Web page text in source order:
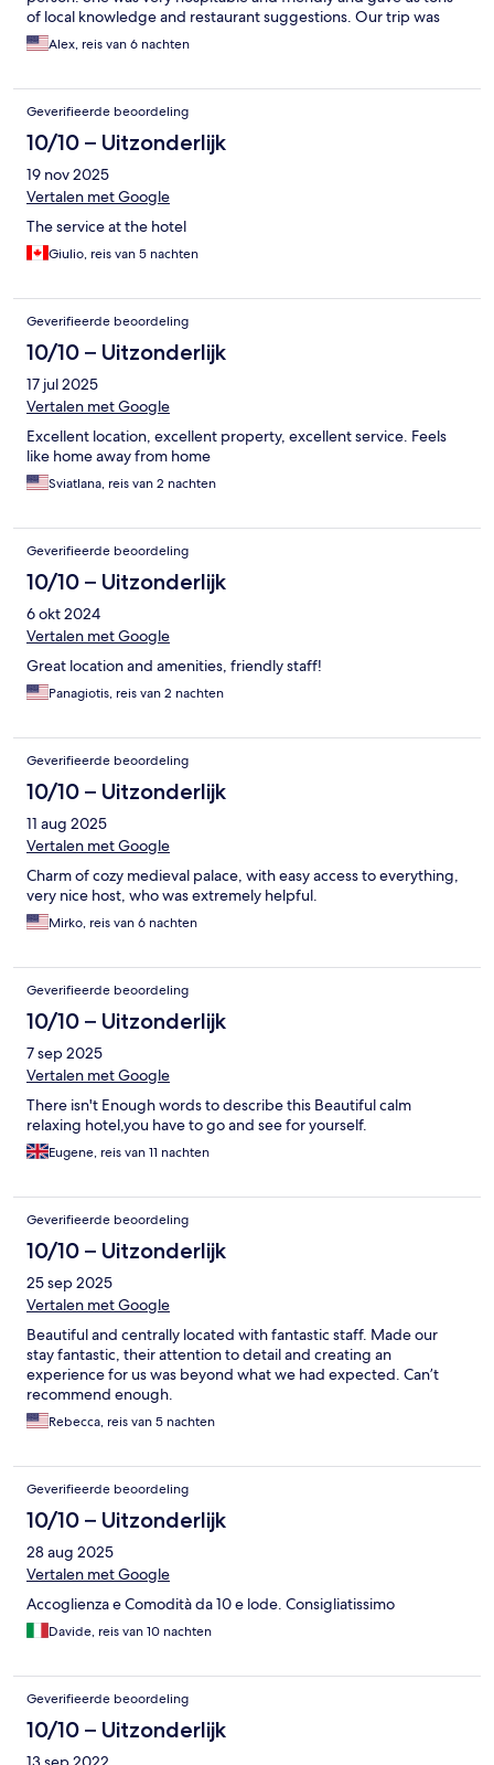
of local knowledge and restaurant suggestions. Our trip was
infinitely better because of her knowledge and wisdom of the
island she showed us what beaches what restaurants and what
Another thing that is perfect about this hotel is it’s located in the
center of old town so you are right in the heart of everything.
One thing to note there is no elevator so just be prepared to
carry your suitcases to your floor. It’s not a big deal. I just wanted
to put that out there because it matters to some people. When
we return to Crete, I will 100% stay at this hotel again.
Alex, reis van 6 nachten
Geverifieerde beoordeling
10/10 – Uitzonderlijk
19 nov 2025
Vertalen met Google
The service at the hotel
Giulio, reis van 5 nachten
Geverifieerde beoordeling
10/10 – Uitzonderlijk
17 jul 2025
Vertalen met Google
Excellent location, excellent property, excellent service. Feels
like home away from home
Sviatlana, reis van 2 nachten
Geverifieerde beoordeling
10/10 – Uitzonderlijk
6 okt 2024
Vertalen met Google
Great location and amenities, friendly staff!
Panagiotis, reis van 2 nachten
Geverifieerde beoordeling
10/10 – Uitzonderlijk
11 aug 2025
Vertalen met Google
Charm of cozy medieval palace, with easy access to everything,
very nice host, who was extremely helpful.
Mirko, reis van 6 nachten
Geverifieerde beoordeling
10/10 – Uitzonderlijk
7 sep 2025
Vertalen met Google
There isn't Enough words to describe this Beautiful calm
relaxing hotel,you have to go and see for yourself.
Eugene, reis van 11 nachten
Geverifieerde beoordeling
10/10 – Uitzonderlijk
25 sep 2025
Vertalen met Google
Beautiful and centrally located with fantastic staff. Made our
stay fantastic, their attention to detail and creating an
experience for us was beyond what we had expected. Can’t
recommend enough.
Rebecca, reis van 5 nachten
Geverifieerde beoordeling
10/10 – Uitzonderlijk
28 aug 2025
Vertalen met Google
Accoglienza e Comodità da 10 e lode. Consigliatissimo
Davide, reis van 10 nachten
Geverifieerde beoordeling
10/10 – Uitzonderlijk